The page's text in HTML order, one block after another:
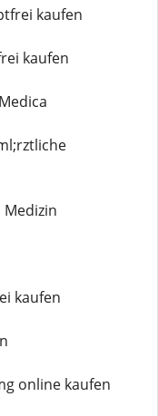
kaufen
kaufen
Medizin
kaufen
online kaufen